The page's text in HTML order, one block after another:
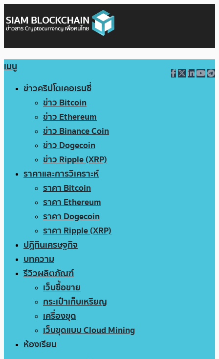
เมนู
ข่าวคริปโตเคอเรนซี่
ข่าว Bitcoin
ข่าว Ethereum
ข่าว Binance Coin
ข่าว Dogecoin
ข่าว Ripple (XRP)
ราคาและการวิเคราะห์
ราคา Bitcoin
ราคา Ethereum
ราคา Dogecoin
ราคา Ripple (XRP)
ปฏิทินเศรษฐกิจ
บทความ
รีวิวผลิตภัณฑ์
เว็บซื้อขาย
กระเป๋าเก็บเหรียญ
เครื่องขุด
เว็บขุดแบบ Cloud Mining
ห้องเรียน